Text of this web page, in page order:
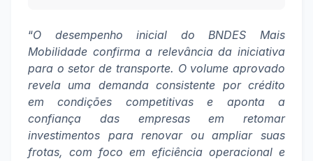
“O desempenho inicial do BNDES Mais
Mobilidade confirma a relevância da iniciativa
para o setor de transporte. O volume aprovado
revela uma demanda consistente por crédito
em condições competitivas e aponta a
confiança das empresas em retomar
investimentos para renovar ou ampliar suas
frotas, com foco em eficiência operacional e